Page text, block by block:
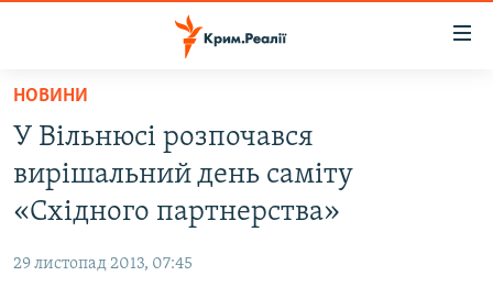
Перейти
основного
матеріалу
Перейти
до
основної
ВІДЕО ТА ФОТО
БЛОГИ
НОВИНИ
У Вільнюсі розпочався
вирішальний день саміту
«Східного партнерства»
29 листопад 2013, 07:45